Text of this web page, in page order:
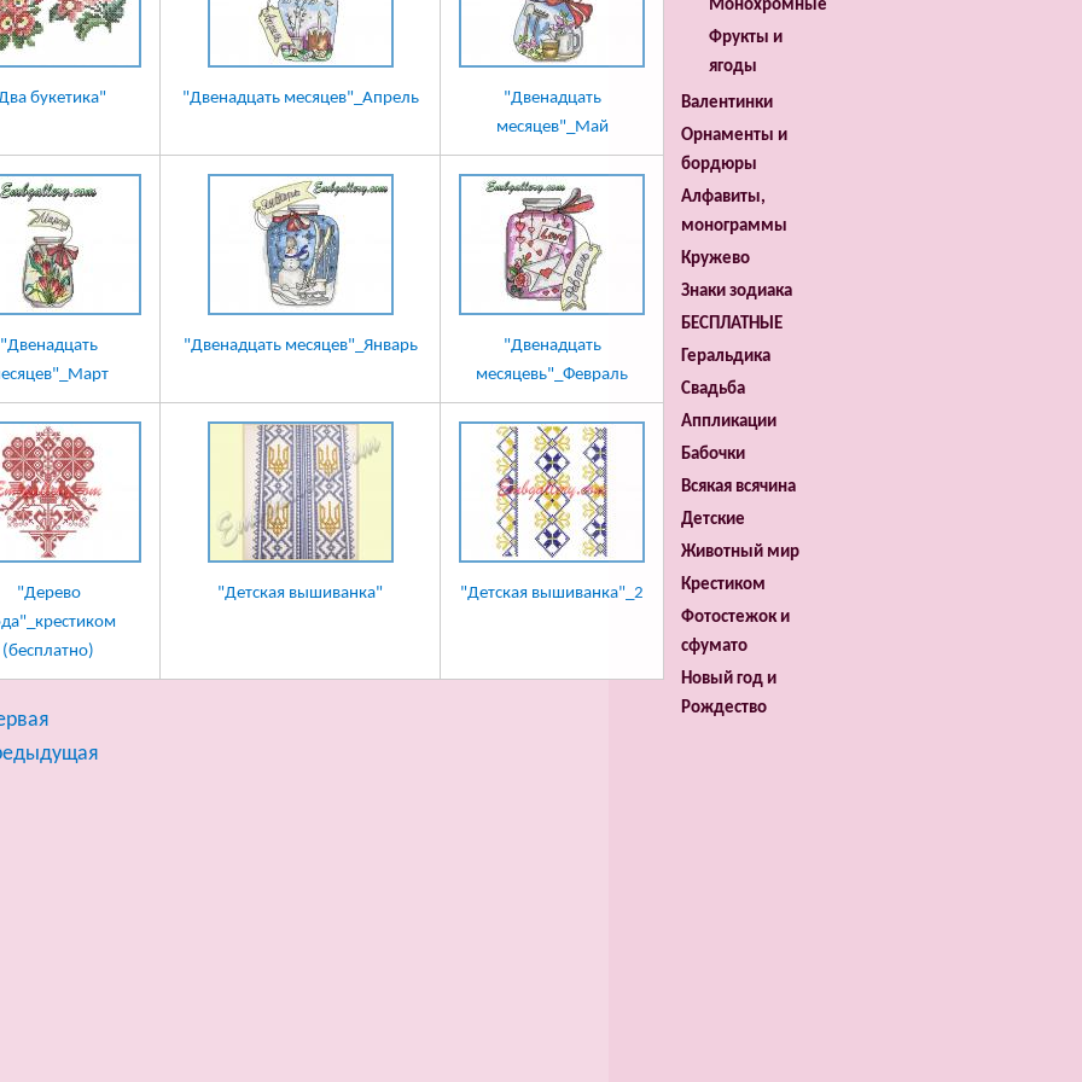
букетика" "Двенадцать месяцев"_Апрель
"Двенадцать
месяцев"_Май
"Двенадцать
"Двенадцать месяцев"_Январь
"Двенадцать
месяцевь"_Февраль
"Дерево
(бесплатно)
"Детская вышиванка" "Детская вышиванка"_2
Монохромные
Фрукты и
ягоды
Валентинки
Орнаменты и
бордюры
Алфавиты,
монограммы
Кружево
Знаки зодиака
БЕСПЛАТНЫЕ
Геральдика
Свадьба
Аппликации
Бабочки
Всякая всячина
Детские
Животный мир
Крестиком
Фотостежок и
сфумато
Новый год и
Рождество